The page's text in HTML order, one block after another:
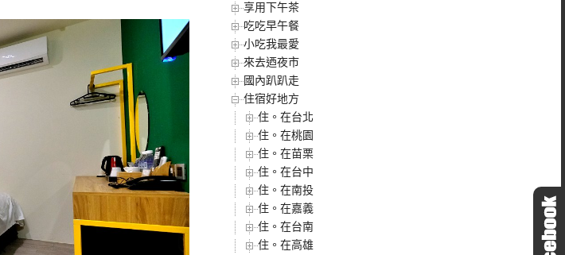
享用下午茶
吃吃早午餐
小吃我最愛
來去迺夜市
國內趴趴走
住宿好地方
住。在台北
住。在桃園
住。在苗栗
住。在台中
住。在南投
住。在嘉義
住。在台南
住。在高雄